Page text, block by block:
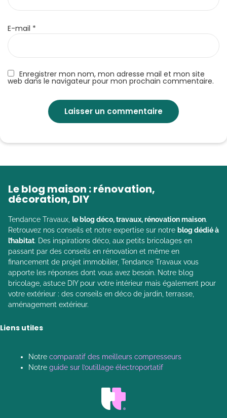
Enregistrer mon nom, mon adresse mail et mon site
web dans le navigateur pour mon prochain commentaire.
E-mail *
Le blog maison : rénovation,
décoration, DIY
Tendance Travaux, le blog déco, travaux, rénovation maison.
Retrouvez nos conseils et notre expertise sur notre blog dédié à
l’habitat. Des inspirations déco, aux petits bricolages en
passant par des conseils en rénovation et même en
financement de projet immobilier, Tendance Travaux vous
apporte les réponses dont vous avez besoin. Notre blog
bricolage, astuce DIY pour votre intérieur mais également pour
votre extérieur : des conseils en déco de jardin, terrasse,
aménagement extérieur.
Liens utiles
Notre comparatif des meilleurs compresseurs
Notre guide sur l’outillage électroportatif